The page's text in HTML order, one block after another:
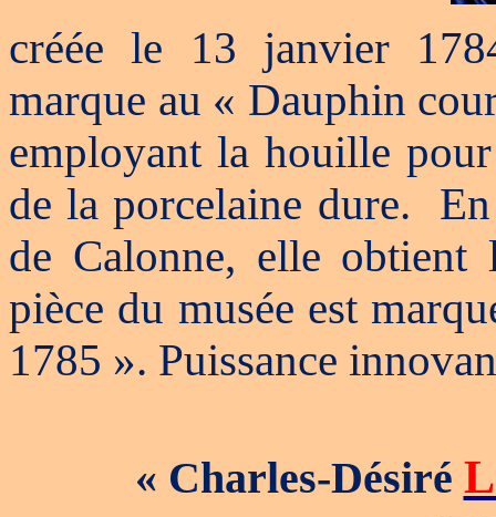
créée le 13 janvier
marque au « Dauphin
employant la houille
de la porcelaine dure.
de Calonne, elle obtient
pièce du musée est
1785 ». Puissance
« Charles-Désiré